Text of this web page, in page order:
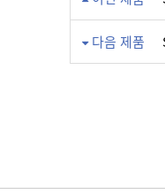
다음 제품